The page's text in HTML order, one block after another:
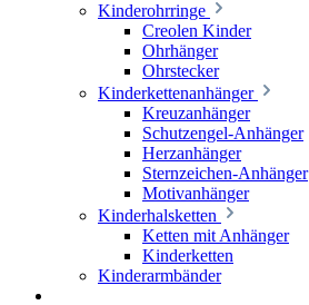
Kinderohrringe
Creolen Kinder
Ohrhänger
Ohrstecker
Kinderkettenanhänger
Kreuzanhänger
Schutzengel-Anhänger
Herzanhänger
Sternzeichen-Anhänger
Motivanhänger
Kinderhalsketten
Ketten mit Anhänger
Kinderketten
Kinderarmbänder